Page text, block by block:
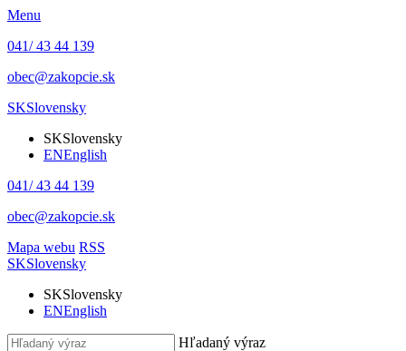
Menu
041/ 43 44 139
obec@zakopcie.sk
SKSlovensky
SKSlovensky
ENEnglish
041/ 43 44 139
obec@zakopcie.sk
Mapa webu RSS
SKSlovensky
SKSlovensky
ENEnglish
Hľadaný výraz